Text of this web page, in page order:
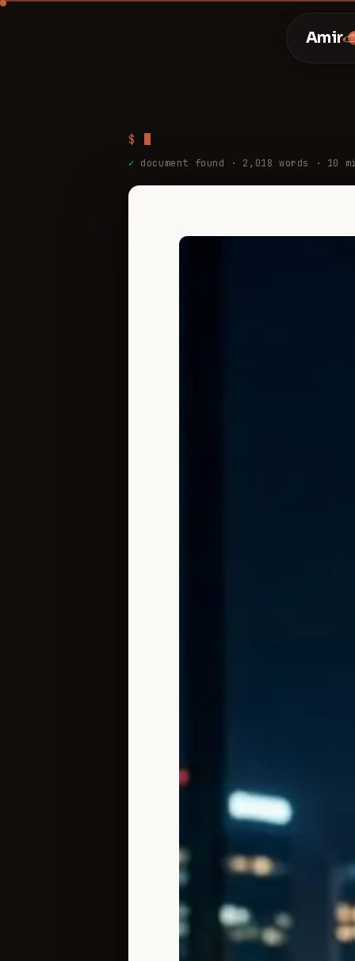
Amir
$
✓ document found · 2,018 words · 10